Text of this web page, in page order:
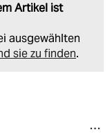
Artikel ist
ausgewählten
sie zu finden.